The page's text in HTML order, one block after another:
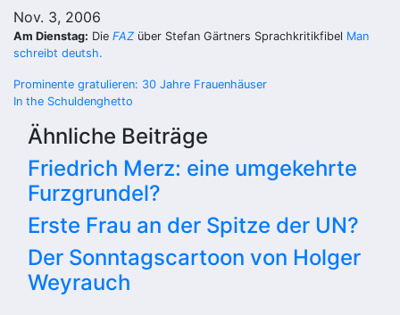
Nov. 3, 2006
Am Dienstag: Die FAZ über Stefan Gärtners Sprachkritikfibel Man
schreibt deutsh.
Beitragsnavigation
Prominente gratulieren: 30 Jahre Frauenhäuser
In the Schuldenghetto
Ähnliche Beiträge
Friedrich Merz: eine umgekehrte
Furzgrundel?
Erste Frau an der Spitze der UN?
Der Sonntagscartoon von Holger
Weyrauch